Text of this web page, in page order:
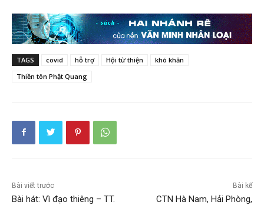
TAGS covid hỗ trợ Hội từ thiện
khó khăn
Thiền tôn Phật Quang
Bài viết trước
Bài hát: Vì đạo thiêng – TT.
Bài kế
CTN Hà Nam, Hải Phòng,